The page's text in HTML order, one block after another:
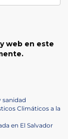
web en este
sanidad
Climáticos a la
en El Salvador